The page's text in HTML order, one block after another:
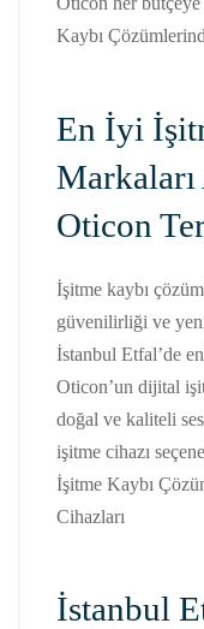
Kaybı
En İyi
Markaları
Oticon
İşitme kaybı
güvenilirliği ve
İstanbul Etfal’de
Oticon’un dijital
doğal ve kaliteli
işitme cihazı
İşitme Kaybı
Cihazları
İstanbul